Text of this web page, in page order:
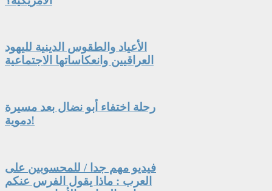
الأعياد والطقوس الدينية لليهود
العراقيين وانعكاساتها الاجتماعية
رحلة اختفاء أبو نضال بعد مسيرة
دموية!
فيديو مهم جدا / للمحسوبين على
العرب : ماذا يقول الفرس عنكم